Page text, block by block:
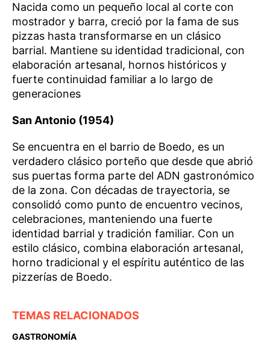
Nacida como un pequeño local al corte con
mostrador y barra, creció por la fama de sus
pizzas hasta transformarse en un clásico
barrial. Mantiene su identidad tradicional, con
elaboración artesanal, hornos históricos y
fuerte continuidad familiar a lo largo de
generaciones
San Antonio (1954)
Se encuentra en el barrio de Boedo, es un
verdadero clásico porteño que desde que abrió
sus puertas forma parte del ADN gastronómico
de la zona. Con décadas de trayectoria, se
consolidó como punto de encuentro vecinos,
celebraciones, manteniendo una fuerte
identidad barrial y tradición familiar. Con un
estilo clásico, combina elaboración artesanal,
horno tradicional y el espíritu auténtico de las
pizzerías de Boedo.
TEMAS RELACIONADOS
GASTRONOMÍA